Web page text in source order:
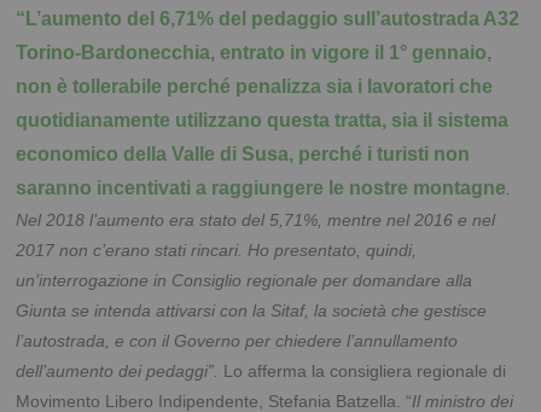
“L’aumento del 6,71% del pedaggio sull’autostrada A32
Torino-Bardonecchia, entrato in vigore il 1° gennaio,
non è tollerabile perché penalizza sia i lavoratori che
quotidianamente utilizzano questa tratta, sia il sistema
economico della Valle di Susa, perché i turisti non
saranno incentivati a raggiungere le nostre montagne
Nel 2018 l’aumento era stato del 5,71%, mentre nel 2016 e nel
2017 non c’erano stati rincari. Ho presentato, quindi,
un’interrogazione in Consiglio regionale per domandare alla
Giunta se intenda attivarsi con la Sitaf, la società che gestisce
l’autostrada, e con il Governoper chiedere l’annullamento
dell’aumento dei pedaggi”. Lo afferma la consigliera regionale di
Movimento Libero Indipendente, Stefania Batzella. “Il ministro dei